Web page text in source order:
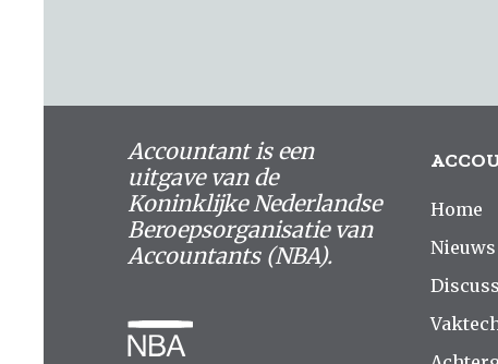
Accountant is een
uitgave van de
Koninklijke Nederlandse
Beroepsorganisatie van
Accountants (NBA).
Home
Nieuws